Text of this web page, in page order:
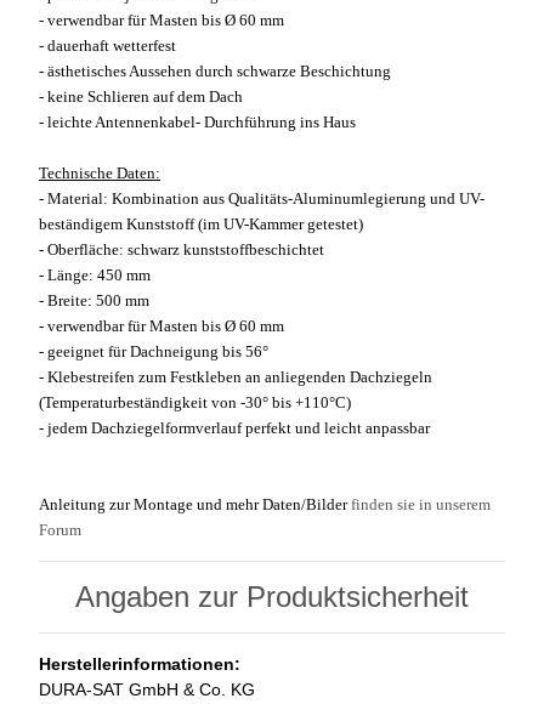
- verwendbar für Masten bis Ø 60 mm
- dauerhaft wetterfest
- ästhetisches Aussehen durch schwarze Beschichtung
- keine Schlieren auf dem Dach
- leichte Antennenkabel- Durchführung ins Haus
Technische Daten:
- Material: Kombination aus Qualitäts-Aluminumlegierung und UV-
beständigem Kunststoff (im UV-Kammer getestet)
- Oberfläche: schwarz kunststoffbeschichtet
- Länge: 450 mm
- Breite: 500 mm
- verwendbar für Masten bis Ø 60 mm
- geeignet für Dachneigung bis 56°
- Klebestreifen zum Festkleben an anliegenden Dachziegeln
(Temperaturbeständigkeit von -30° bis +110°C)
- jedem Dachziegelformverlauf perfekt und leicht anpassbar
Anleitung zur Montage und mehr Daten/Bilderfinden sie in unserem
Forum
Angaben zur Produktsicherheit
Herstellerinformationen:
DURA-SAT GmbH & Co. KG